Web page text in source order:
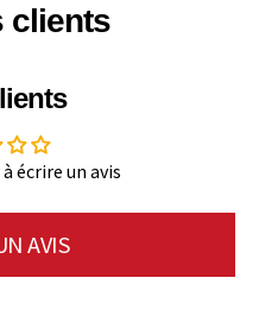
clients
écrire un avis
AVIS